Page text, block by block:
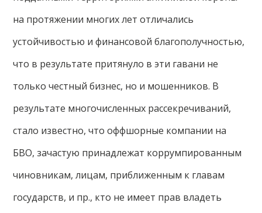
на протяжении многих лет отличались
устойчивостью и финансовой благополучностью,
что в результате притянуло в эти гавани не
только честный бизнес, но и мошенников. В
результате многочисленных рассекречиваний,
стало известно, что оффшорные компании на
БВО, зачастую принадлежат коррумпированным
чиновникам, лицам, приближенным к главам
государств, и пр., кто не имеет прав владеть